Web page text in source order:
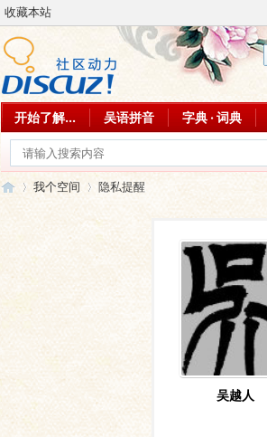
收藏本站
开始了解... 吴语拼音 字典 · 词典
我个空间
›
隐私提醒
吴越人